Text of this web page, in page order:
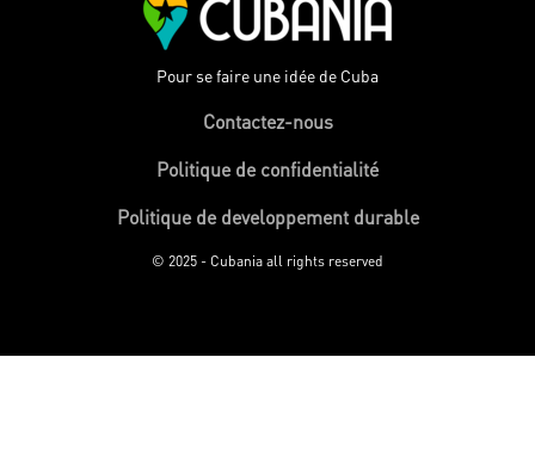
Pour se faire une idée de Cuba
Contactez-nous
Politique de confidentialité
Politique de developpement durable
© 2025 - Cubania all rights reserved